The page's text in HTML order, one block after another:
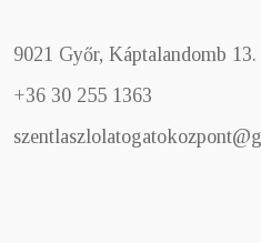
9021 Győr, Káptalandomb 13.
+36 30 255 1363